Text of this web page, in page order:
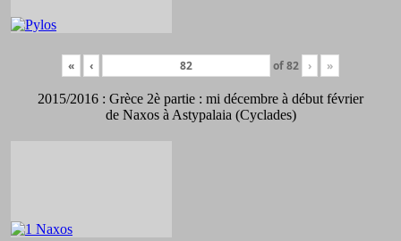
« ‹ of82 › »
2015/2016 : Grèce 2è partie : mi décembre à début février
de Naxos à Astypalaia (Cyclades)